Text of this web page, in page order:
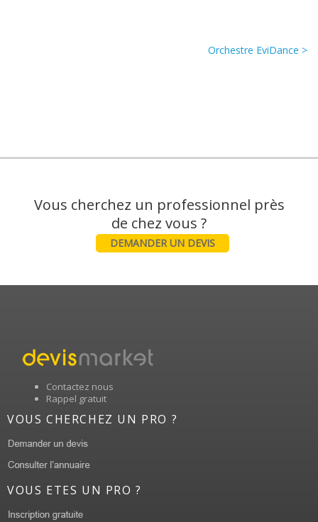
Orchestre EviDance >
Vous cherchez un professionnel près
DEMANDER UN DEVIS
Contactez nous
Rappel gratuit
VOUS CHERCHEZ UN PRO ?
VOUS ETES UN PRO ?